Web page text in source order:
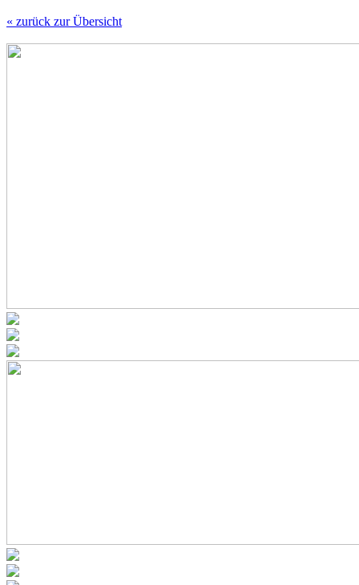
« zurück zur Übersicht